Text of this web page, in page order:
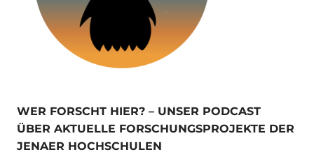
WER FORSCHT HIER? – UNSER PODCAST
ÜBER AKTUELLE FORSCHUNGSPROJEKTE DER
JENAER HOCHSCHULEN